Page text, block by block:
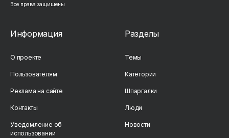
Все права защищены
Информация
О проекте
Пользователям
Реклама на сайте
Контакты
Уведомление об
использовании
Разделы
Темы
Категории
Шпаргалки
Люди
Новости